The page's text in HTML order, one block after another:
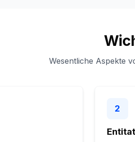
Wesentliche Aspekte
2